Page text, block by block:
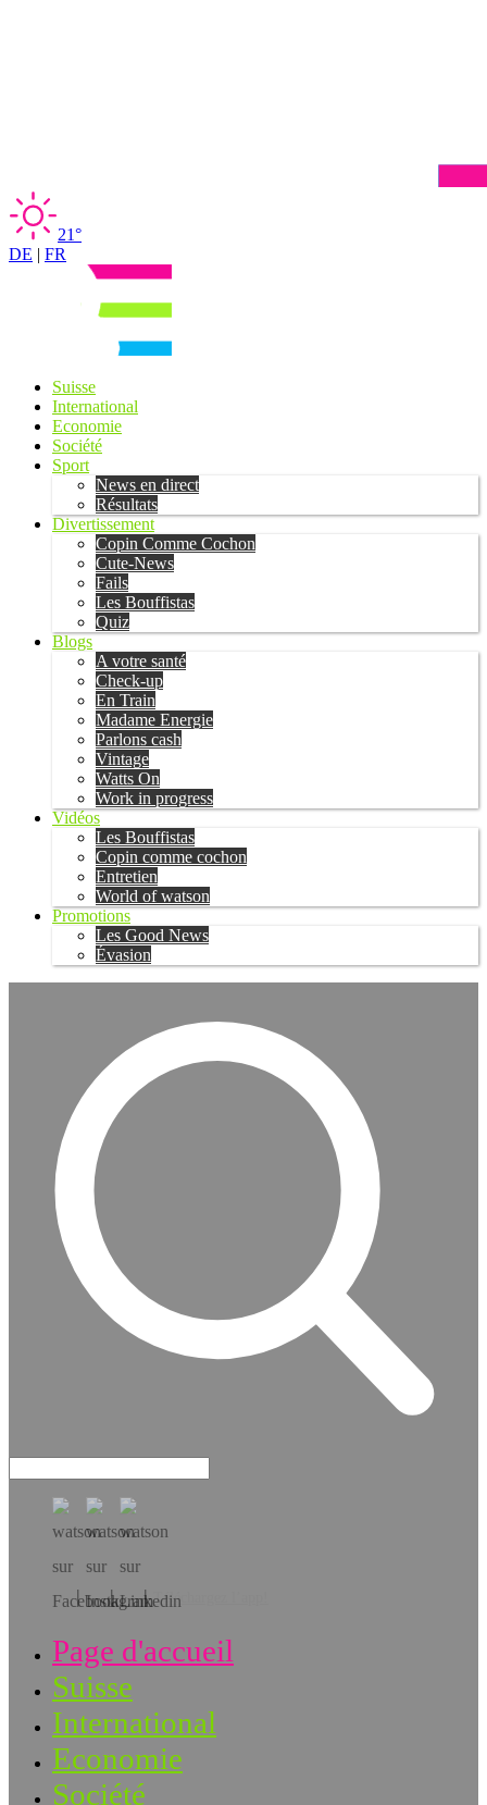
21°
DE | FR
Suisse
International
Economie
Société
Sport
News en direct
Résultats
Divertissement
Copin Comme Cochon
Cute-News
Fails
Les Bouffistas
Quiz
Blogs
A votre santé
Check-up
En Train
Madame Energie
Parlons cash
Vintage
Watts On
Work in progress
Vidéos
Les Bouffistas
Copin comme cochon
Entretien
World of watson
Promotions
Les Good News
Évasion
Téléchargez l’app!
Page d'accueil
Suisse
International
Economie
Société